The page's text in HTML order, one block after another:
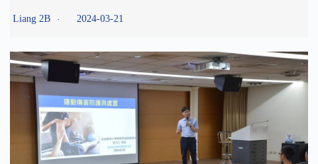
Liang 2B 2024-03-21